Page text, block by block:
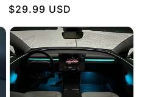
Regularna
cena
$29.99 USD